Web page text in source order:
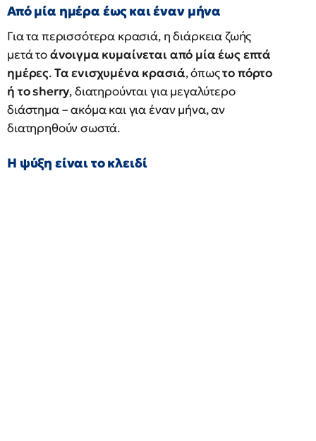
Από μία ημέρα έως και έναν μήνα
Για τα περισσότερα κρασιά, η διάρκεια ζωής
μετά τοάνοιγμα κυμαίνεται από μία έως επτά
ημέρες.Τα ενισχυμένα κρασιά, όπωςτο πόρτο
ή το sherry, διατηρούνται για μεγαλύτερο
διάστημα – ακόμα και για έναν μήνα, αν
διατηρηθούν σωστά.
Η ψύξη είναι το κλειδί